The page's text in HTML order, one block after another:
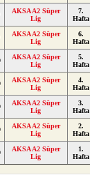
AKSA A2 Süper
Lig
7.
Hafta
AKSA A2 Süper
Lig
6.
Hafta
AKSA A2 Süper
Lig
5.
Hafta
AKSA A2 Süper
Lig
4.
Hafta
AKSA A2 Süper
Lig
3.
Hafta
AKSA A2 Süper
Lig
2.
Hafta
AKSA A2 Süper
Lig
1.
Hafta